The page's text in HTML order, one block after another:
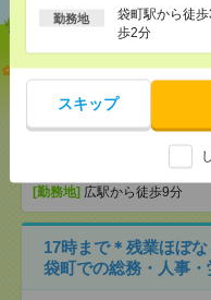
3h ※月収例を
ません。※給与
勤務地
袋町駅から徒
歩2分
スキップ
【単発】呉市広／8／
ラーでの受付・1日で
[給 与]時給1300円 ・日額
・自転車通勤可 ・車
[勤務地] 広駅から徒歩9分
17時まで＊残業ほぼ
袋町での総務・人事